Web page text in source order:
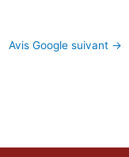
Avis Google suivant →